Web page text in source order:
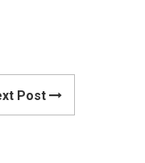
Post